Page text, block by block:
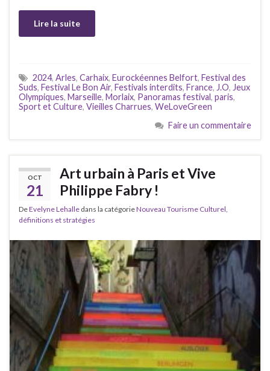
Lire la suite
2024, Arles, Carhaix, Eurockéennes Belfort, Festival des
Suds, Festival Le Bon Air, Festivals interdits, France, J.O, Jeux
Olympiques, Marseille, Morlaix, Panoramas festival, paris,
Sport et Culture, Vieilles Charrues, WeLoveGreen
Faire un commentaire
OCT
21
Art urbain à Paris et Vive
Philippe Fabry !
DeEvelyne Lehalle dans la catégorieNouveau Tourisme Culturel,
définitions et stratégies